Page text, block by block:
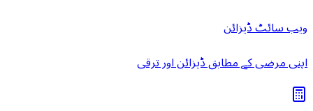
ویب سائٹ ڈیزائن
اپنی مرضی کے مطابق ڈیزائن اور ترقی